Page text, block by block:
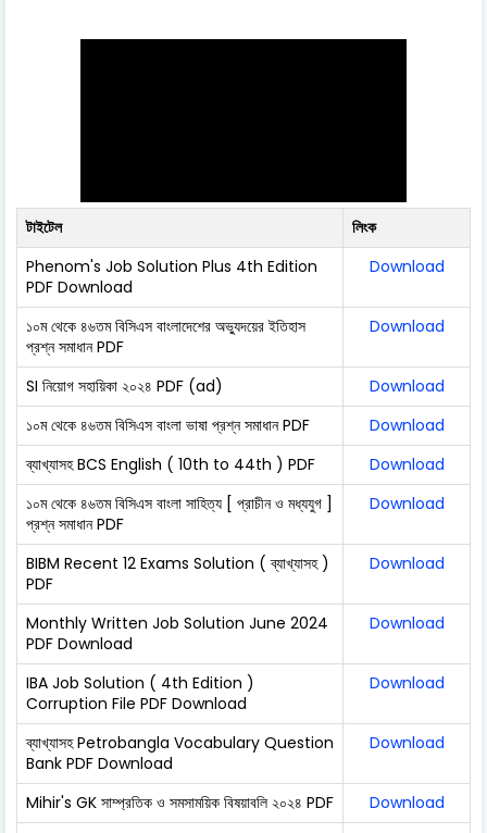
টাইটেল
লিংক
Phenom's Job Solution Plus 4th Edition
PDF Download
Download
১০ম থেকে ৪৬তম বিসিএস বাংলাদেশের অভ্যুদয়ের ইতিহাস
প্রশ্ন সমাধান PDF
Download
SI নিয়োগ সহায়িকা ২০২৪ PDF (ad)
Download
১০ম থেকে ৪৬তম বিসিএস বাংলা ভাষা প্রশ্ন সমাধান PDF
Download
ব্যাখ্যাসহ BCS English ( 10th to 44th ) PDF
Download
১০ম থেকে ৪৬তম বিসিএস বাংলা সাহিত্য [ প্রাচীন ও মধ্যযুগ ]
প্রশ্ন সমাধান PDF
Download
BIBM Recent 12 Exams Solution ( ব্যাখ্যাসহ )
PDF
Download
Monthly Written Job Solution June 2024
PDF Download
Download
IBA Job Solution ( 4th Edition )
Corruption File PDF Download
Download
ব্যাখ্যাসহ Petrobangla Vocabulary Question
Bank PDF Download
Download
Mihir's GK সাম্প্রতিক ও সমসাময়িক বিষয়াবলি ২০২৪ PDF
Download